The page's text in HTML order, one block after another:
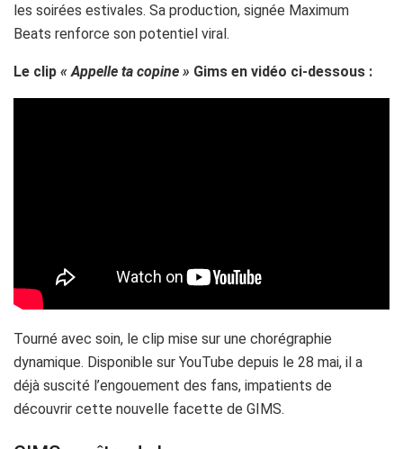
les soirées estivales. Sa production, signée Maximum
Beats renforce son potentiel viral.
Le clip « Appelle ta copine » Gims en vidéo ci-dessous :
Tourné avec soin, le clip mise sur une chorégraphie
dynamique. Disponible sur YouTube depuis le 28 mai, il a
déjà suscité l’engouement des fans, impatients de
découvrir cette nouvelle facette de GIMS.